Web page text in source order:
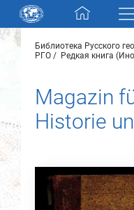
Skip navigation
Разделы и коллекции
Электронный каталог
Новости
О нас
Библиотека Русского
РГО
Редкая книга
Magazin
Historie